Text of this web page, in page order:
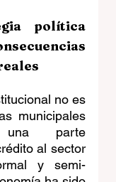
política
no es
municipales
una parte
al sector
y semi-